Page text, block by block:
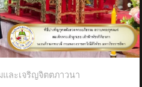
ละเจริญจิตตภาวนา